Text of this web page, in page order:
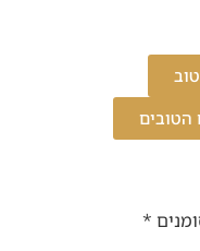
הטובים
*